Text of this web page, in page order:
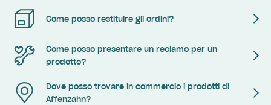
Come posso restituire gli ordini?
Come posso presentare un reclamo per un
prodotto?
Dove posso trovare in commercio i prodotti di
Affenzahn?